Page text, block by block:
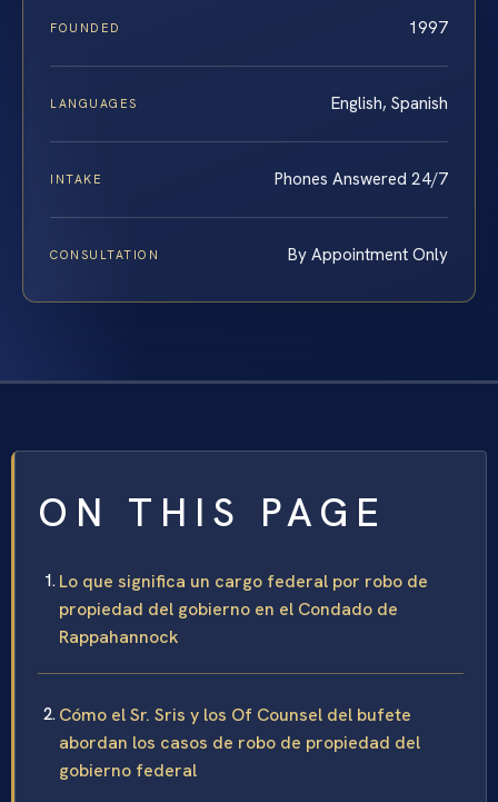
FOUNDED 1997
LANGUAGES English, Spanish
INTAKE Phones Answered 24/7
CONSULTATION By Appointment Only
ON THIS PAGE
Lo que significa un cargo federal por robo de
propiedad del gobierno en el Condado de
Rappahannock
Cómo el Sr. Sris y los Of Counsel del bufete
abordan los casos de robo de propiedad del
gobierno federal